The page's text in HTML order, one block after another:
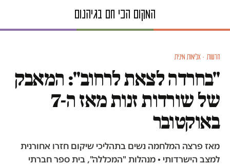
חדשות · אלימות מינית
"בחרדה לצאת לרחוב": המאבק
של שורדות זנות מאז ה-7
באוקטובר
מאז פרצה המלחמה נשים בתהליכי שיקום חזרו אחורנית
למצב הישרדותי • מנהלות "המכללה", בית ספר חברתי